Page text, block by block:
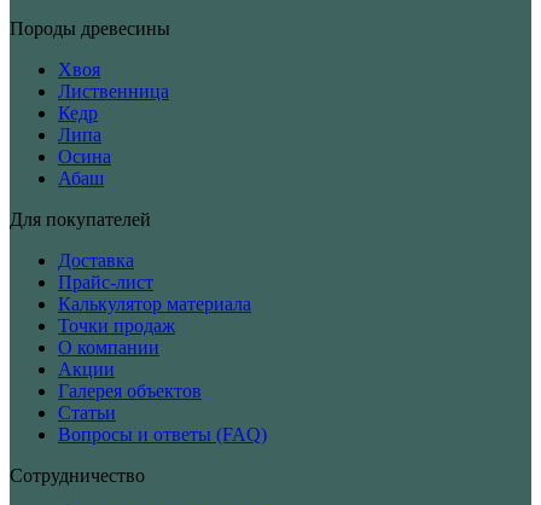
Породы древесины
Хвоя
Лиственница
Кедр
Липа
Осина
Абаш
Для покупателей
Доставка
Прайс-лист
Калькулятор материала
Точки продаж
О компании
Акции
Галерея объектов
Статьи
Вопросы и ответы (FAQ)
Сотрудничество